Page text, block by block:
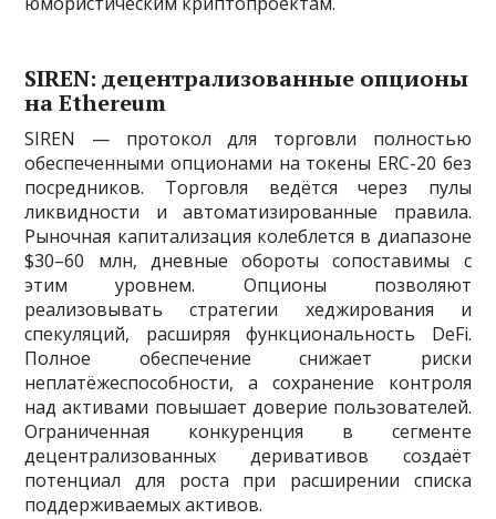
SIREN: децентрализованные опционы
на Ethereum
SIREN — протокол для торговли полностью
обеспеченными опционами на токены ERC-20 без
посредников. Торговля ведётся через пулы
ликвидности и автоматизированные правила.
Рыночная капитализация колеблется в диапазоне
$30–60 млн, дневные обороты сопоставимы с
этим уровнем. Опционы позволяют
реализовывать стратегии хеджирования и
спекуляций, расширяя функциональность DeFi.
Полное обеспечение снижает риски
неплатёжеспособности, а сохранение контроля
над активами повышает доверие пользователей.
Ограниченная конкуренция в сегменте
децентрализованных деривативов создаёт
потенциал для роста при расширении списка
поддерживаемых активов.